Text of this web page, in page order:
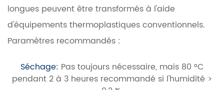
longues peuvent être transformés à l'aide
d'équipements thermoplastiques conventionnels.
Paramètres recommandés :
Séchage: Pas toujours nécessaire, mais 80 °C
pendant 2 à 3 heures recommandé si l'humidité >